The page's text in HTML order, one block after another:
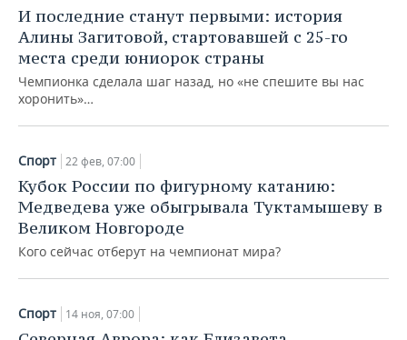
И последние станут первыми: история
Алины Загитовой, стартовавшей с 25-го
места среди юниорок страны
Чемпионка сделала шаг назад, но «не спешите вы нас
хоронить»…
Спорт 22 фев, 07:00
Кубок России по фигурному катанию:
Медведева уже обыгрывала Туктамышеву в
Великом Новгороде
Кого сейчас отберут на чемпионат мира?
Спорт 14 ноя, 07:00